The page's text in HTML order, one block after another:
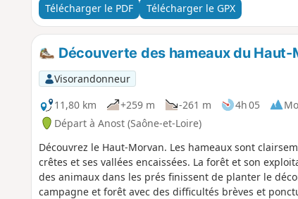
Télécharger le PDF Télécharger le GPX
Découverte des hameaux du
Visorandonneur
11,80 km
+259 m -261 m 4h 05
Départ à Anost (Saône-et-Loire)
Découvrez le Haut-Morvan. Les hameaux sont
crêtes et ses vallées encaissées. La forêt et son
des animaux dans les prés finissent de planter le
campagne et forêt avec des difficultés brèves et